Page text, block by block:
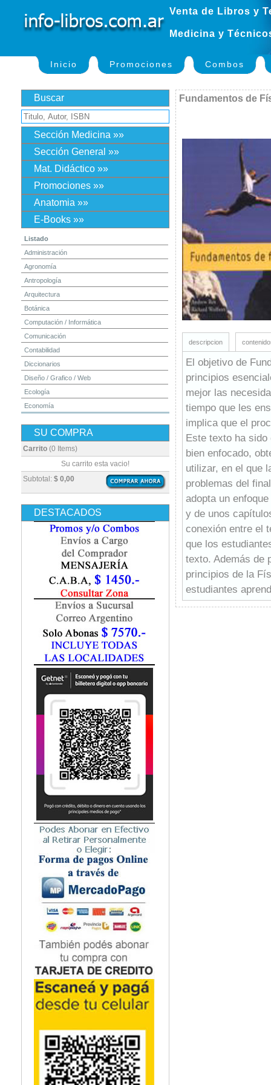
Venta de Libros y
Medicina y
Inicio Promociones Combos
Buscar
Sección Medicina »»
Sección General »»
Mat. Didáctico »»
Promociones »»
Anatomia »»
E-Books »»
Listado
Administración
Agronomía
Antropología
Arquitectura
Botánica
Computación / Informática
Comunicación
Contabilidad
Diccionarios
Diseño / Grafico / Web
Ecología
Economía
Electrónica
Estadística
Física
Higiene y Seguridad
Historia
Ingeniería
Marketing / Publicidad
Metodología Investigación
Negocios
Periodismo
Política
Programación
Psicología
Química
Recursos Humanos
Redes / LAN / WiFi
Sociología
SU COMPRA
Carrito (0 Items)
Subtotal: $ 0,00
Su carrito esta vacio!
DESTACADOS
Fundamentos de
descripcion
El objetivo de
principios
mejor las
tiempo que les
implica que el
Este texto ha
bien enfocado,
utilizar, en el que
problemas del
adopta un
y de unos
conexión entre el
que los
texto. Además de
principios de la
estudiantes
Este enfoque